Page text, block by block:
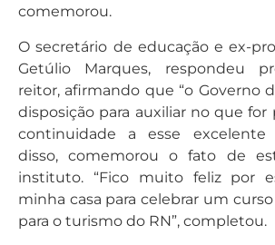
comemorou.
O secretário de educação e ex-
Getúlio Marques, respondeu
reitor, afirmando que “o Governo
disposição para auxiliar no que for
continuidade a esse excelente
disso, comemorou o fato de
instituto. “Fico muito feliz por
minha casa para celebrar um
para o turismo do RN”, completou.